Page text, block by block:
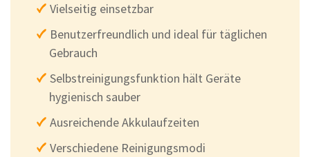
Vielseitig einsetzbar
Benutzerfreundlich und ideal für täglichen
Gebrauch
Selbstreinigungsfunktion hält Geräte
hygienisch sauber
Ausreichende Akkulaufzeiten
Verschiedene Reinigungsmodi